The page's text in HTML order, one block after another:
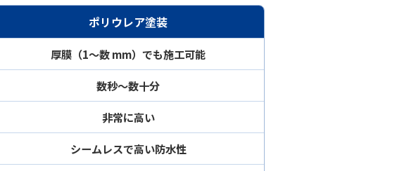
ポリウレア塗装
厚膜（1〜数 mm）でも施工可能
数秒〜数十分
非常に高い
シームレスで高い防水性